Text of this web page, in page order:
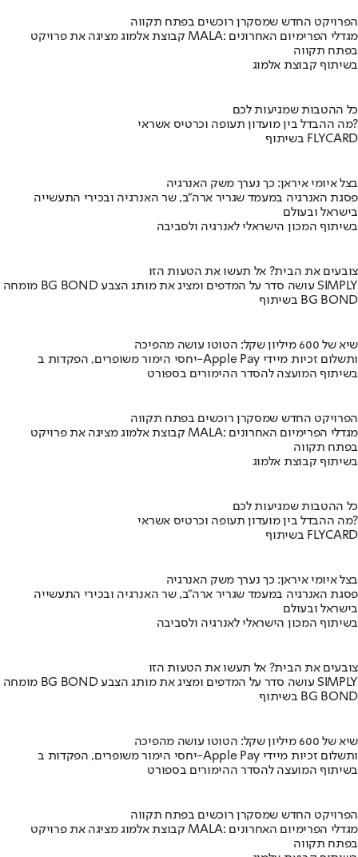
הפרויקט החדש שמסקרן רוכשים בפתח תקווה
קבוצת אלמוג מציגה את פרויקט MALA: מגדלי הפרימיום האחרונים
בפתח תקווה
בשיתוף קבוצת אלמוג
כל ההטבות שמגיעות לכם
מה ההבדל בין מועדון תעופה וכרטיס אשראי?
בשיתוף FLYCARD
בצל איומי איראן: כך נערך משק האנרגיה
פסגת האנרגיה במעמד שגריר ארה"ב, שר האנרגיה ובכירי התעשייה
בישראל ובעולם
בשיתוף המכון הישראלי לאנרגיה ולסביבה
צובעים את הבית? אל תעשו את הטעות הזו
מומחה BG BOND עושה סדר על המדפים ומציג את מותג הצבע SIMPLY
בשיתוף BG BOND
שיא של 600 מיליון שקל: הטוטו עושה מהפיכה
יחסי הימור משופרים, הפקדות ב-Apple Pay ותשלום זכיות מיידי
בשיתוף המועצה להסדר ההימורים בספורט
הפרויקט החדש שמסקרן רוכשים בפתח תקווה
קבוצת אלמוג מציגה את פרויקט MALA: מגדלי הפרימיום האחרונים
בפתח תקווה
בשיתוף קבוצת אלמוג
כל ההטבות שמגיעות לכם
מה ההבדל בין מועדון תעופה וכרטיס אשראי?
בשיתוף FLYCARD
בצל איומי איראן: כך נערך משק האנרגיה
פסגת האנרגיה במעמד שגריר ארה"ב, שר האנרגיה ובכירי התעשייה
בישראל ובעולם
בשיתוף המכון הישראלי לאנרגיה ולסביבה
צובעים את הבית? אל תעשו את הטעות הזו
מומחה BG BOND עושה סדר על המדפים ומציג את מותג הצבע SIMPLY
בשיתוף BG BOND
שיא של 600 מיליון שקל: הטוטו עושה מהפיכה
יחסי הימור משופרים, הפקדות ב-Apple Pay ותשלום זכיות מיידי
בשיתוף המועצה להסדר ההימורים בספורט
הפרויקט החדש שמסקרן רוכשים בפתח תקווה
קבוצת אלמוג מציגה את פרויקט MALA: מגדלי הפרימיום האחרונים
בפתח תקווה